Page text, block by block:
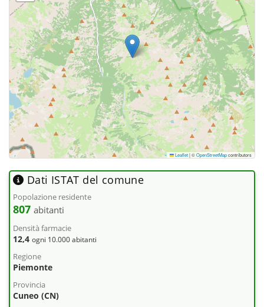
Leaflet|©OpenStreetMapcontributors
Dati ISTAT del comune
Popolazione residente
807 abitanti
Densità farmacie
12,4 ogni 10.000 abitanti
Regione
Piemonte
Provincia
Cuneo (CN)